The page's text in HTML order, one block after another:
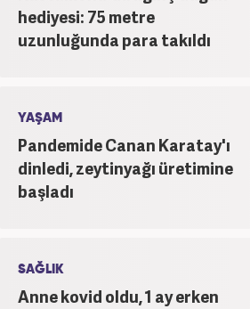
hediyesi: 75 metre
uzunluğunda para takıldı
YAŞAM
Pandemide Canan Karatay'ı
dinledi, zeytinyağı üretimine
başladı
SAĞLIK
Anne kovid oldu, 1 ay erken